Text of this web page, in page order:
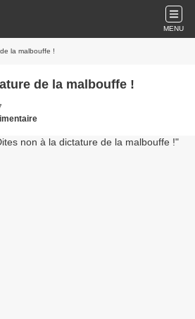
MENU
la malbouffe !
de la malbouffe !